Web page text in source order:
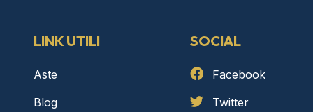
LINK UTILI
Aste
Blog
SOCIAL
Facebook
Twitter